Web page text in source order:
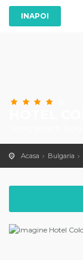
Acasa Bulgaria